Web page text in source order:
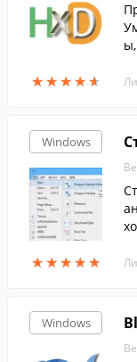
★★★★★
★★★★★
Windows
★★★★★
★★★★★
Windows